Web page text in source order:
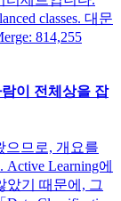
classes. 대문
814,255
이 전체상을 잡
으므로, 개요를
Learning에
았기 때문에, 그